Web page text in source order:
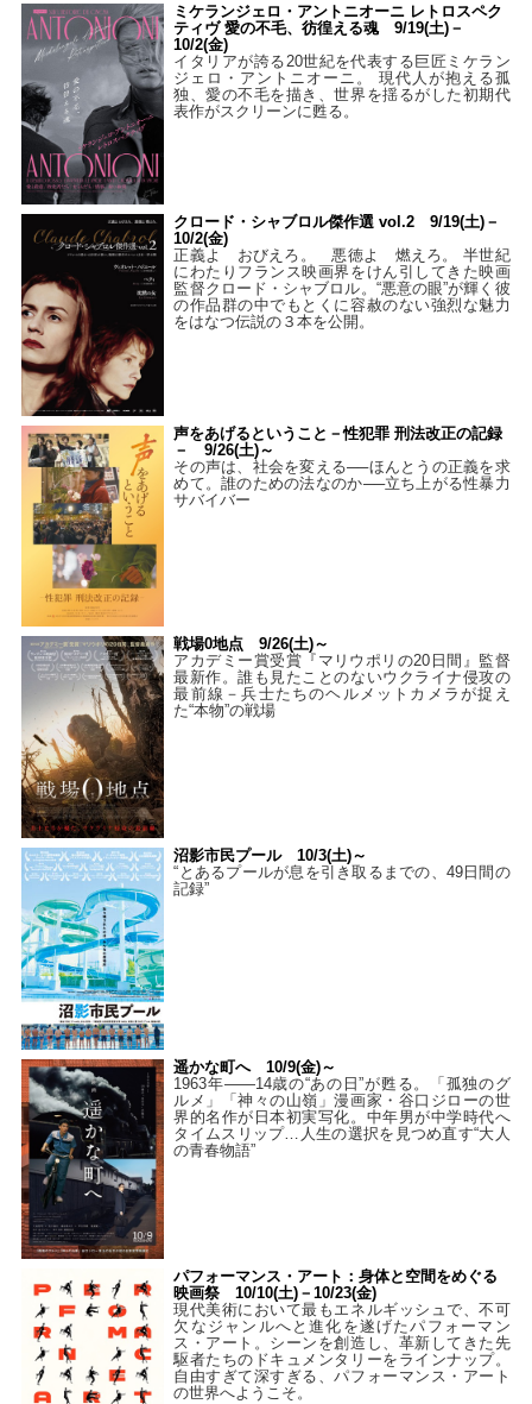
ミケランジェロ・アントニオーニ レトロスペク
ティヴ 愛の不毛、彷徨える魂 9/19(土)－
10/2(金)
イタリアが誇る20世紀を代表する巨匠ミケラン
ジェロ・アントニオーニ。 現代人が抱える孤
独、愛の不毛を描き、世界を揺るがした初期代
表作がスクリーンに甦る。
クロード・シャブロル傑作選 vol.2 9/19(土)－
10/2(金)
正義よ おびえろ。 悪徳よ 燃えろ。 半世紀
にわたりフランス映画界をけん引してきた映画
監督クロード・シャブロル。“悪意の眼”が輝く彼
の作品群の中でもとくに容赦のない強烈な魅力
をはなつ伝説の３本を公開。
声をあげるということ－性犯罪 刑法改正の記録
－ 9/26(土)～
その声は、社会を変える──ほんとうの正義を求
めて。誰のための法なのか──立ち上がる性暴力
サバイバー
戦場0地点 9/26(土)～
アカデミー賞受賞『マリウポリの20日間』監督
最新作。誰も見たことのないウクライナ侵攻の
最前線－兵士たちのヘルメットカメラが捉え
た“本物”の戦場
沼影市民プール 10/3(土)～
“とあるプールが息を引き取るまでの、49日間の
記録”
遥かな町へ 10/9(金)～
1963年――14歳の“あの日”が甦る。「孤独のグ
ルメ」「神々の山嶺」漫画家・谷口ジローの世
界的名作が日本初実写化。中年男が中学時代へ
タイムスリップ…人生の選択を見つめ直す“大人
の青春物語”
パフォーマンス・アート：身体と空間をめぐる
映画祭 10/10(土)－10/23(金)
現代美術において最もエネルギッシュで、不可
欠なジャンルへと進化を遂げたパフォーマン
ス・アート。シーンを創造し、革新してきた先
駆者たちのドキュメンタリーをラインナップ。
自由すぎて深すぎる、パフォーマンス・アート
の世界へようこそ。